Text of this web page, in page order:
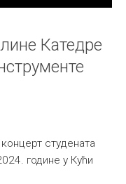
Катедре
студената
године у Кући